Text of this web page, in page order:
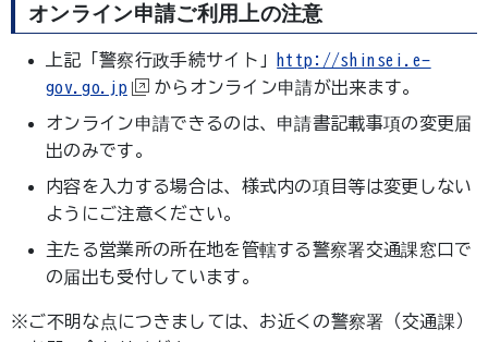
オンライン申請ご利用上の注意
上記「警察行政手続サイト」
http://shinsei.e-
gov.go.jp
からオンライン申請が出来ます。
オンライン申請できるのは、申請書記載事項の変更届
出のみです。
内容を入力する場合は、様式内の項目等は変更しない
ようにご注意ください。
主たる営業所の所在地を管轄する警察署交通課窓口で
の届出も受付しています。
※ご不明な点につきましては、お近くの警察署（交通課）